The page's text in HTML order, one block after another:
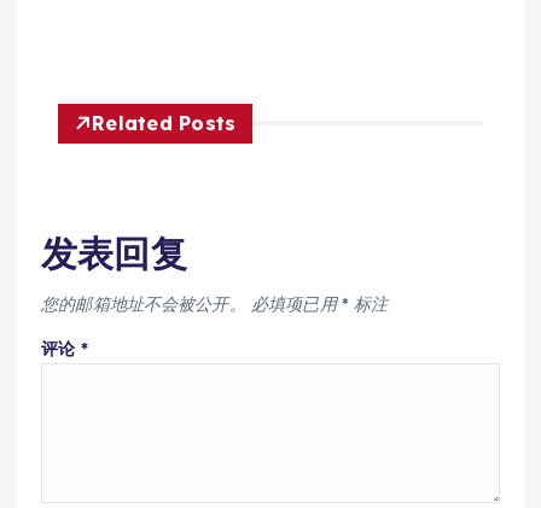
Related Posts
发表回复
您的邮箱地址不会被公开。 必填项已用* 标注
评论 *